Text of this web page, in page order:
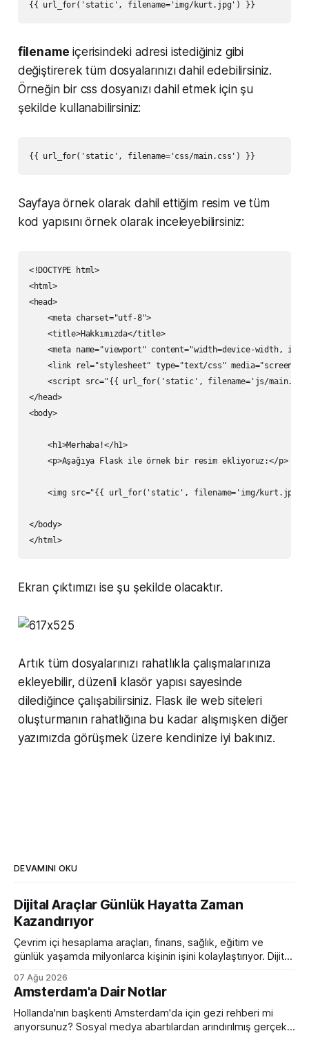
filename içerisindeki adresi istediğiniz gibi
değiştirerek tüm dosyalarınızı dahil edebilirsiniz.
Örneğin bir css dosyanızı dahil etmek için şu
şekilde kullanabilirsiniz:
Sayfaya örnek olarak dahil ettiğim resim ve tüm
kod yapısını örnek olarak inceleyebilirsiniz:
<!DOCTYPE html>
<html>
<head>
    <meta charset="utf-8">
    <title>Hakkımızda</title>
<meta name="viewport" content="width=device-width,
<link rel="stylesheet" type="text/css" media="screen"
<script src="{{ url_for('static', filename='js/
</head>
<body>
    <h1>Merhaba!</h1>
    <p>Aşağıya Flask ile örnek bir resim ekliyoruz:</p>
<img src="{{ url_for('static', filename='img/
</body>
</html>
Ekran çıktımızı ise şu şekilde olacaktır.
Artık tüm dosyalarınızı rahatlıkla çalışmalarınıza
ekleyebilir, düzenli klasör yapısı sayesinde
dilediğince çalışabilirsiniz. Flask ile web siteleri
oluşturmanın rahatlığına bu kadar alışmışken diğer
yazımızda görüşmek üzere kendinize iyi bakınız.
DEVAMINI OKU
Dijital Araçlar Günlük Hayatta Zaman
Kazandırıyor
Çevrim içi hesaplama araçları, finans, sağlık, eğitim ve
günlük yaşamda milyonlarca kişinin işini kolaylaştırıyor. Dijital
07 Ağu 2026
Amsterdam'a Dair Notlar
Hollanda'nın başkenti Amsterdam'da için gezi rehberi mi
arıyorsunuz? Sosyal medya abartılardan arındırılmış gerçek